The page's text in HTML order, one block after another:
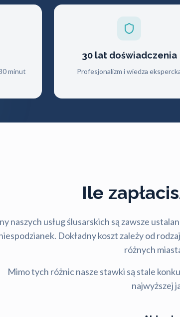
minut
30 lat doświadczenia
Profesjonalizm i wiedza
Ile
naszych usług ślusarskich są zawsze
Dokładny koszt zależy od
różnych
Mimo tych różnic nasze stawki są stale
najwyższej